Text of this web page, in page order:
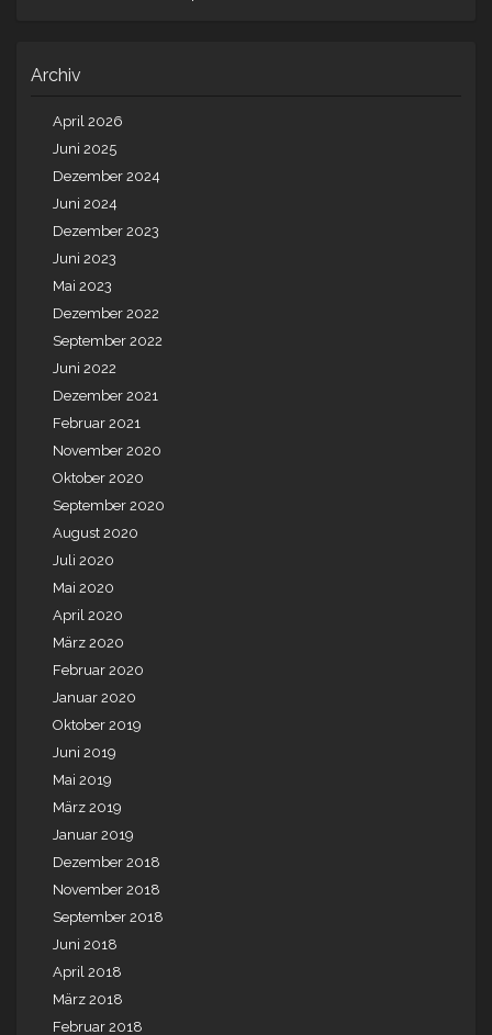
Archiv
April 2026
Juni 2025
Dezember 2024
Juni 2024
Dezember 2023
Juni 2023
Mai 2023
Dezember 2022
September 2022
Juni 2022
Dezember 2021
Februar 2021
November 2020
Oktober 2020
September 2020
August 2020
Juli 2020
Mai 2020
April 2020
März 2020
Februar 2020
Januar 2020
Oktober 2019
Juni 2019
Mai 2019
März 2019
Januar 2019
Dezember 2018
November 2018
September 2018
Juni 2018
April 2018
März 2018
Februar 2018